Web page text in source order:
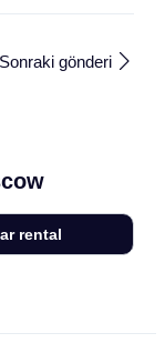
Sonraki gönderi
rental